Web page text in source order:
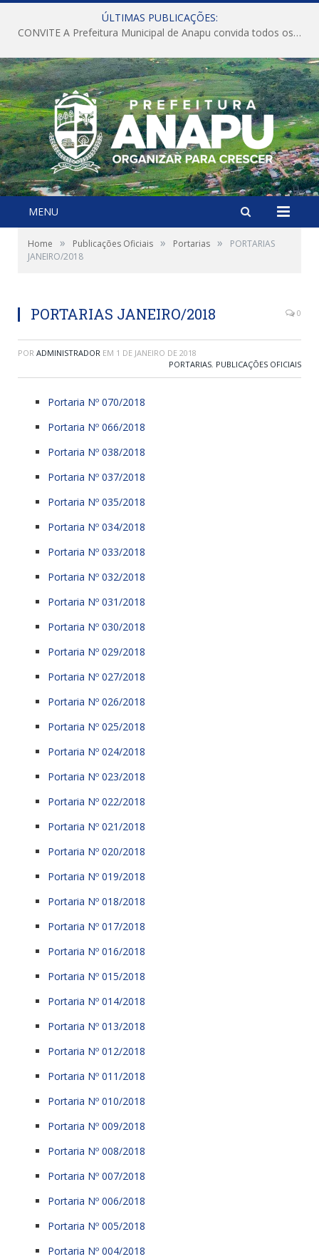
ÚLTIMAS PUBLICAÇÕES:
CONVITE A Prefeitura Municipal de Anapu convida todos os servidores públicos municipais para participarem da Audiência Pública de discussão da Lei de Diretrizes Orçamentárias (LDO), importante instrumento de planejamento das ações e investimentos da Administração Pública para o próximo exercício financeiro.
MENU
Home » Publicações Oficiais » Portarias »
PORTARIAS
JANEIRO/2018
PORTARIAS JANEIRO/2018 0
POR ADMINISTRADOR EM 1 DE JANEIRO DE 2018
PORTARIAS, PUBLICAÇÕES OFICIAIS
Portaria Nº 070/2018
Portaria Nº 066/2018
Portaria Nº 038/2018
Portaria Nº 037/2018
Portaria Nº 035/2018
Portaria Nº 034/2018
Portaria Nº 033/2018
Portaria Nº 032/2018
Portaria Nº 031/2018
Portaria Nº 030/2018
Portaria Nº 029/2018
Portaria Nº 027/2018
Portaria Nº 026/2018
Portaria Nº 025/2018
Portaria Nº 024/2018
Portaria Nº 023/2018
Portaria Nº 022/2018
Portaria Nº 021/2018
Portaria Nº 020/2018
Portaria Nº 019/2018
Portaria Nº 018/2018
Portaria Nº 017/2018
Portaria Nº 016/2018
Portaria Nº 015/2018
Portaria Nº 014/2018
Portaria Nº 013/2018
Portaria Nº 012/2018
Portaria Nº 011/2018
Portaria Nº 010/2018
Portaria Nº 009/2018
Portaria Nº 008/2018
Portaria Nº 007/2018
Portaria Nº 006/2018
Portaria Nº 005/2018
Portaria Nº 004/2018